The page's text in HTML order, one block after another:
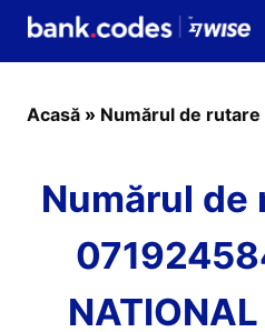
Acasă » Numărul de rutare
Numărul de